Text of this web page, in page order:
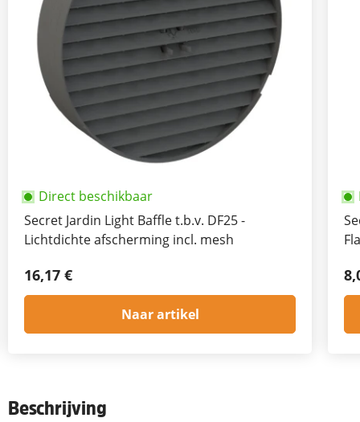
Direct beschikbaar
Secret Jardin Light Baffle t.b.v. DF25 -
Lichtdichte afscherming incl. mesh
16,17 €
Naar artikel
Beschrijving